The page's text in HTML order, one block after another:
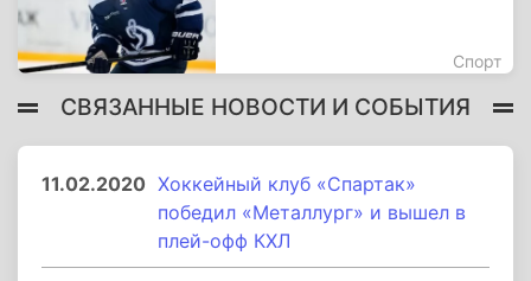
Спорт
СВЯЗАННЫЕ НОВОСТИ И СОБЫТИЯ
11.02.2020 Хоккейный клуб «Спартак»
победил «Металлург» и вышел в
плей-офф КХЛ